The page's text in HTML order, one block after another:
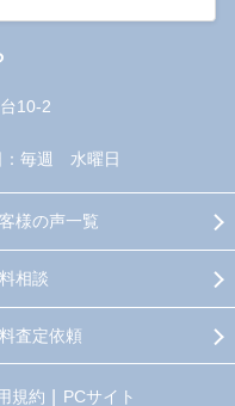
10-2
：毎週 水曜日
様の声一覧
相談
査定依頼
規約 PCサイト